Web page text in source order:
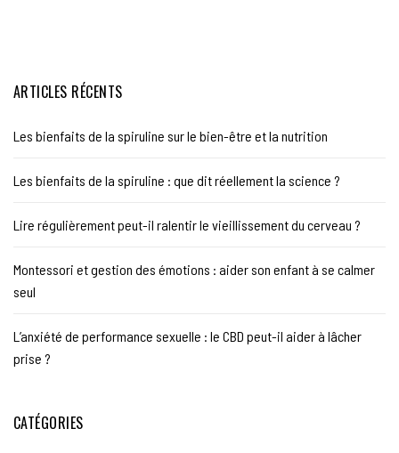
ARTICLES RÉCENTS
Les bienfaits de la spiruline sur le bien-être et la nutrition
Les bienfaits de la spiruline : que dit réellement la science ?
Lire régulièrement peut-il ralentir le vieillissement du cerveau ?
Montessori et gestion des émotions : aider son enfant à se calmer
seul
L’anxiété de performance sexuelle : le CBD peut-il aider à lâcher
prise ?
CATÉGORIES